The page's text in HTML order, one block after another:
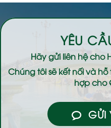
YÊU
Hãy gửi liên hệ cho
Chúng tôi sẽ kết nối và
hợp cho
GỬI